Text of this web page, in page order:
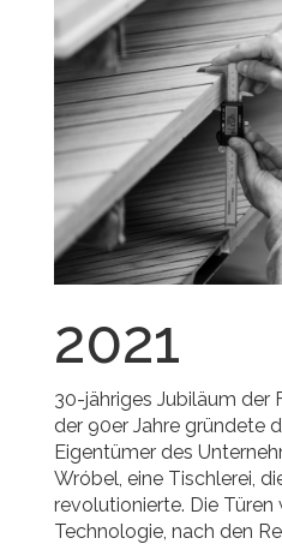
2021
30-jähriges Jubiläum der
der 90er Jahre gründete
Eigentümer des
Wróbel, eine Tischlerei,
revolutionierte. Die Türen
Technologie, nach den